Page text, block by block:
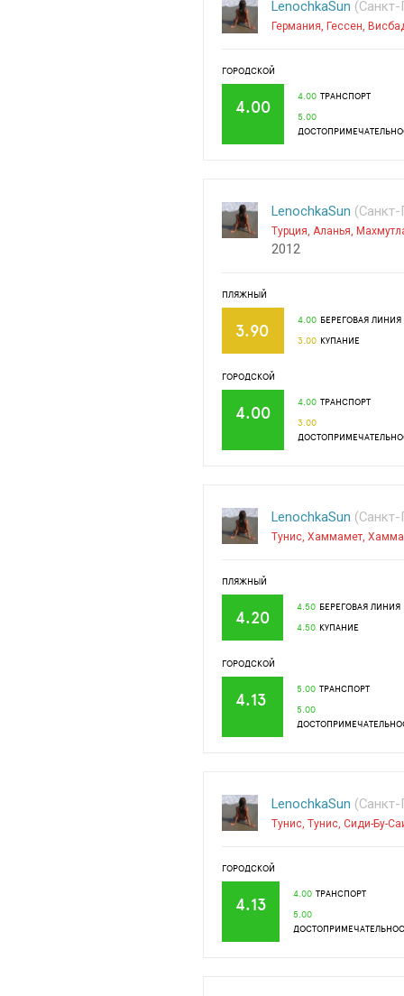
LenochkaSun (Санкт-
Германия, Гессен,
ГОРОДСКОЙ
4.00 4.00 ТРАНСПОРТ
5.00
LenochkaSun (Санкт-
Турция, Аланья,
2012
ПЛЯЖНЫЙ
3.90 4.00 БЕРЕГОВАЯ ЛИНИЯ
3.00 КУПАНИЕ
ГОРОДСКОЙ
4.00 4.00 ТРАНСПОРТ
3.00
LenochkaSun (Санкт-
Тунис, Хаммамет,
ПЛЯЖНЫЙ
4.20 4.50 БЕРЕГОВАЯ ЛИНИЯ
4.50 КУПАНИЕ
ГОРОДСКОЙ
4.13 5.00 ТРАНСПОРТ
5.00
LenochkaSun (Санкт-
Тунис, Тунис, Сиди-Бу-
ГОРОДСКОЙ
4.13 4.00 ТРАНСПОРТ
5.00